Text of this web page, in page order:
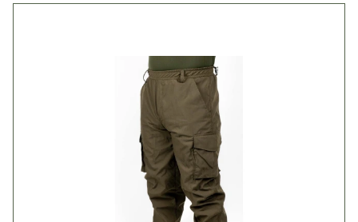
Избранное0
Фонари, бинокли и елементы питания
Шевроны, патчи , нашивки